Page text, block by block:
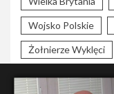
Wojsko Polskie
Żołnierze Wyklęci